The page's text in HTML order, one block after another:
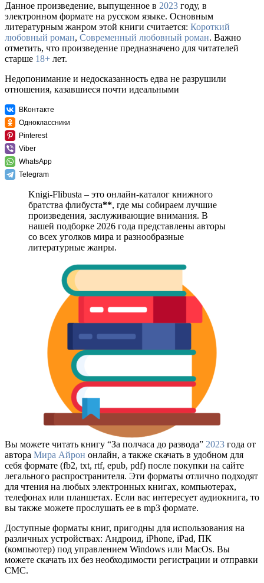
Данное произведение, выпущенное в 2023 году, в
электронном формате на русском языке. Основным
литературным жанром этой книги считается: Короткий
любовный роман, Современный любовный роман. Важно
отметить, что произведение предназначено для читателей
старше 18+ лет.
Недопонимание и недосказанность едва не разрушили
отношения, казавшиеся почти идеальными
ВКонтакте
Одноклассники
Pinterest
Viber
WhatsApp
Telegram
Knigi-Flibusta – это онлайн-каталог книжного
братства флибуста**, где мы собираем лучшие
произведения, заслуживающие внимания. В
нашей подборке 2026 года представлены авторы
со всех уголков мира и разнообразные
литературные жанры.
Вы можете читать книгу “За полчаса до развода” 2023 года от
автора Мира Айрон онлайн, а также скачать в удобном для
себя формате (fb2, txt, rtf, epub, pdf) после покупки на сайте
легального распространителя. Эти форматы отлично подходят
для чтения на любых электронных книгах, компьютерах,
телефонах или планшетах. Если вас интересует аудиокнига, то
вы также можете прослушать ее в mp3 формате.
Доступные форматы книг, пригодны для использования на
различных устройствах: Андроид, iPhone, iPad, ПК
(компьютер) под управлением Windows или MacOs. Вы
можете скачать их без необходимости регистрации и отправки
СМС.